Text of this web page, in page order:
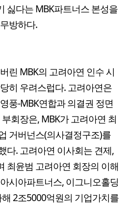
싫다는 MBK파트너스 본성을
방하다.
린 MBK의 고려아연 인수 시
히 우려스럽다. 고려아연은
풍-MBK연합과 의결권 정면
회장은, MBK가 고려아연 최
거버넌스(의사결정구조)를
다. 고려아연 이사회는 견제,
최윤범 고려아연 회장의 이해
시아파트너스, 이그니오홀딩
2조5000억원의 기업가치를